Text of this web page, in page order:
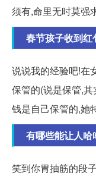
须有,命里无时莫强
春节孩子收到
说说我的经验吧!在
保管的(说是保管,
钱是自己保管的,她
有哪些能让人
笑到你胃抽筋的段